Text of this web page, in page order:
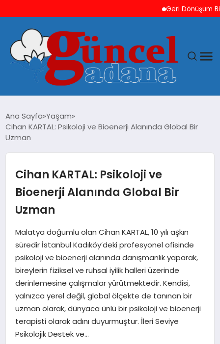
Geri Dönüşüm Bilinci
SAĞLIK
SPOR
TEKNOLOJI
Ana Sayfa Yaşam
Cihan KARTAL: Psikoloji ve Bioenerji Alanında Global Bir
Uzman
Cihan KARTAL: Psikoloji ve
Bioenerji Alanında Global Bir
Uzman
Malatya doğumlu olan Cihan KARTAL, 10 yılı aşkın
süredir İstanbul Kadıköy’deki profesyonel ofisinde
psikoloji ve bioenerji alanında danışmanlık yaparak,
bireylerin fiziksel ve ruhsal iyilik halleri üzerinde
derinlemesine çalışmalar yürütmektedir. Kendisi,
yalnızca yerel değil, global ölçekte de tanınan bir
uzman olarak, dünyaca ünlü bir psikoloji ve bioenerji
terapisti olarak adını duyurmuştur. İleri Seviye
Psikolojik Destek ve…